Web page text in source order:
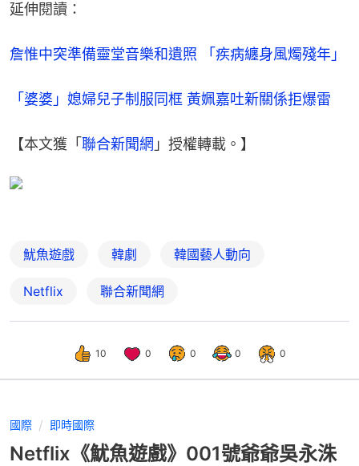
延伸閱讀：
詹惟中突準備靈堂音樂和遺照 「疾病纏身風燭殘年」
「婆婆」媳婦兒子制服同框 黃姵嘉吐新關係拒爆雷
【本文獲「 聯合新聞網 」授權轉載。】
魷魚遊戲 韓劇 韓國藝人動向
Netflix 聯合新聞網
10 0 0 0 0
國際 即時國際
Netflix《魷魚遊戲》001號爺爺吳永洙